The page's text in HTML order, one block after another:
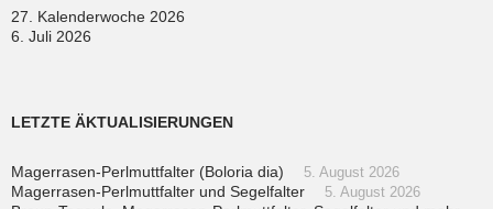
27. Kalenderwoche 2026
6. Juli 2026
LETZTE ÄKTUALISIERUNGEN
Magerrasen-Perlmuttfalter (Boloria dia) 5. August 2026
Magerrasen-Perlmuttfalter und Segelfalter 5. August 2026